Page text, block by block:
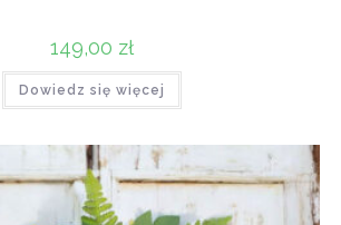
149,00 zł
Dowiedz się więcej